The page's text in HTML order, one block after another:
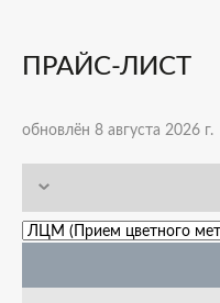
ПРАЙС-ЛИСТ
обновлён 8 августа 2026 г.